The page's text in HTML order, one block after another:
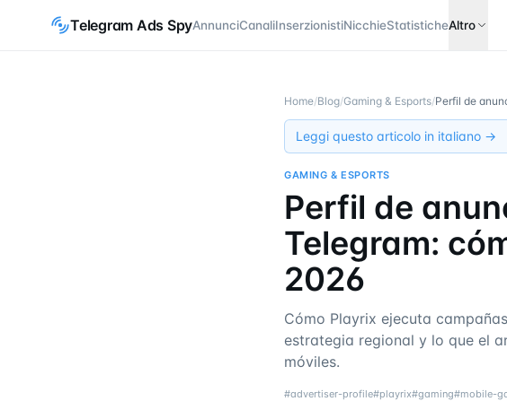
Telegram Ads SpyAnnunciCanaliInserzionistiNicchieStatisticheAltro
Home/Blog/Gaming & Esports/Perfil de
Leggi questo articolo in italiano →
GAMING & ESPORTS
Perfil de
Telegram:
2026
Cómo Playrix ejecuta
estrategia regional y lo que el
móviles.
#advertiser-profile#playrix#gaming#mobile-